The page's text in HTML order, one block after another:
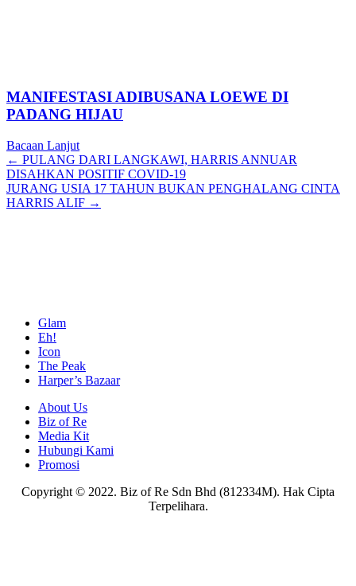
MANIFESTASI ADIBUSANA LOEWE DI
PADANG HIJAU
Bacaan Lanjut
Posts
navigation
← PULANG DARI LANGKAWI, HARRIS ANNUAR
DISAHKAN POSITIF COVID-19
JURANG USIA 17 TAHUN BUKAN PENGHALANG CINTA
HARRIS ALIF →
Glam
Eh!
Icon
The Peak
Harper’s Bazaar
About Us
Biz of Re
Media Kit
Hubungi Kami
Promosi
Copyright © 2022. Biz of Re Sdn Bhd (812334M). Hak Cipta
Terpelihara.